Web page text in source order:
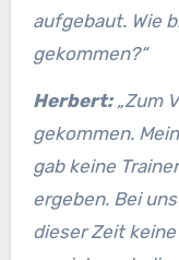
aufgebaut. Wie
gekommen?“
Herbert: „Zum
gekommen.
gab keine
ergeben. Bei
dieser Zeit